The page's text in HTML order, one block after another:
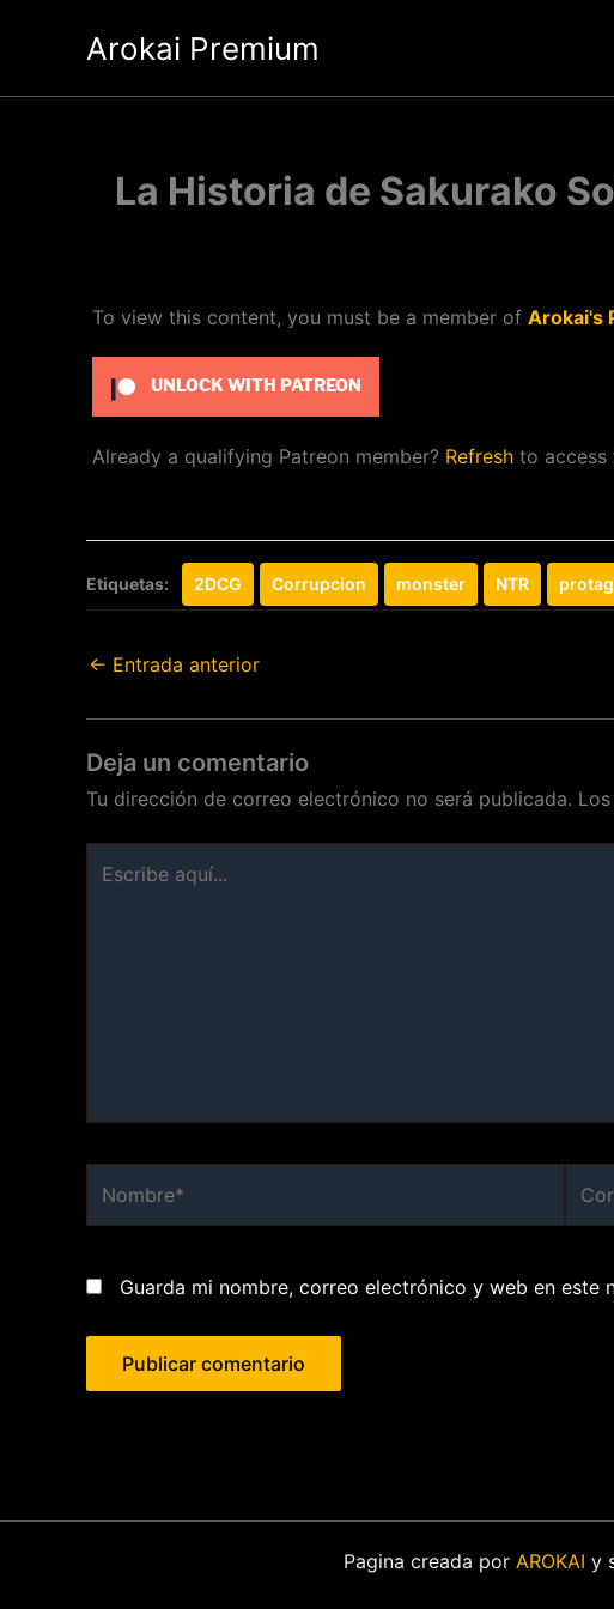
Arokai Premium
La Historia de Sakurako
To view this content, you must be a member of Arokai's
UNLOCK WITH PATREON
Already a qualifying Patreon member? Refresh to access
Etiquetas: 2DCG Corrupcion monster NTR
← Entrada anterior
Deja un comentario
Tu dirección de correo electrónico no será publicada.
aquí...
Guarda mi nombre, correo electrónico y web en este
Pagina creada por AROKAI y